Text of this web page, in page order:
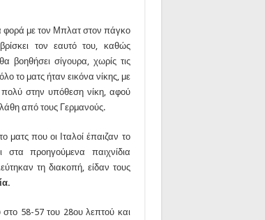
φορά με τον Μπλατ στον πάγκο
τον εαυτό του, καθώς
βοηθήσει σίγουρα, χωρίς τις
το ματς ήταν εικόνα νίκης, με
πολύ στην υπόθεση νίκη, αφού
από τους Γερμανούς.
ματς που οι Ιταλοί έπαιζαν το
στα προηγούμενα παιχνίδια
τη διακοπή, είδαν τους
58-57 του 28ου λεπτού και